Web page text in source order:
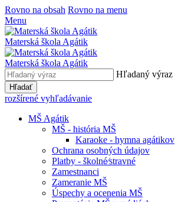
Rovno na obsah Rovno na menu
Menu
Materská škola Agátik
Materská škola Agátik
Hľadaný výraz
Hľadať
rozšírené vyhľadávanie
MŠ Agátik
MŠ - história MŠ
Karaoke - hymna agátikov
Ochrana osobných údajov
Platby - školné⁄stravné
Zamestnanci
Zameranie MŠ
Úspechy a ocenenia MŠ